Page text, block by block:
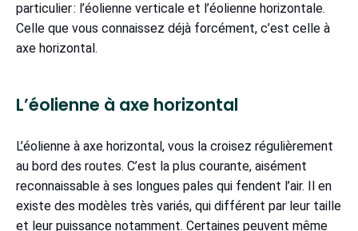
particulier : l’éolienne verticale et l’éolienne horizontale.
Celle que vous connaissez déjà forcément, c’est celle à
axe horizontal.
L’éolienne à axe horizontal
L’éolienne à axe horizontal, vous la croisez régulièrement
au bord des routes. C’est la plus courante, aisément
reconnaissable à ses longues pales qui fendent l’air. Il en
existe des modèles très variés, qui différent par leur taille
et leur puissance notamment. Certaines peuvent même